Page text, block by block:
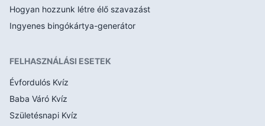
Hogyan hozzunk létre élő szavazást
Ingyenes bingókártya-generátor
FELHASZNÁLÁSI ESETEK
Évfordulós Kvíz
Baba Váró Kvíz
Születésnapi Kvíz